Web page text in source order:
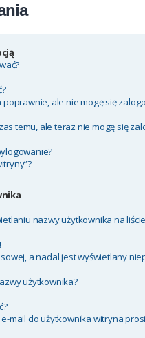
ale nie mogę się
temu, ale teraz nie mogę się
nazwy użytkownika na
a nadal jest wyświetlany
użytkownika?
mail do użytkownika witryna